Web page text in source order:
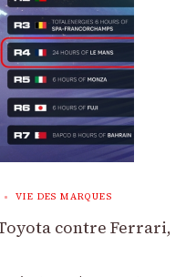
VIE DES MARQUES
contre Ferrari,